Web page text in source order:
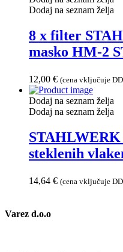
Dodaj na seznam želja
8 x filter
masko HM-2
12,00 € (cena vključuje
Dodaj na seznam želja
Dodaj na seznam želja
steklenih
14,64 € (cena vključuje
Varez d.o.o